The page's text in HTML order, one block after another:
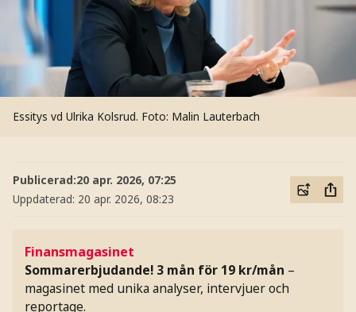
Essitys vd Ulrika Kolsrud. Foto: Malin Lauterbach
Publicerad:20 apr. 2026, 07:25
Uppdaterad: 20 apr. 2026, 08:23
Finansmagasinet
Sommarerbjudande! 3 mån för 19 kr/mån –
magasinet med unika analyser, intervjuer och
reportage.